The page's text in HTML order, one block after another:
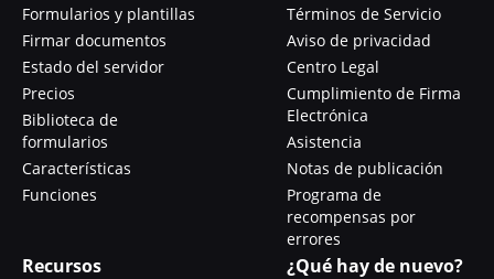
Formularios y plantillas
Firmar documentos
Estado del servidor
Precios
Biblioteca de
formularios
Características
Funciones
Términos de Servicio
Aviso de privacidad
Centro Legal
Cumplimiento de Firma
Electrónica
Asistencia
Notas de publicación
Programa de
recompensas por
errores
Recursos ¿Qué hay de nuevo?